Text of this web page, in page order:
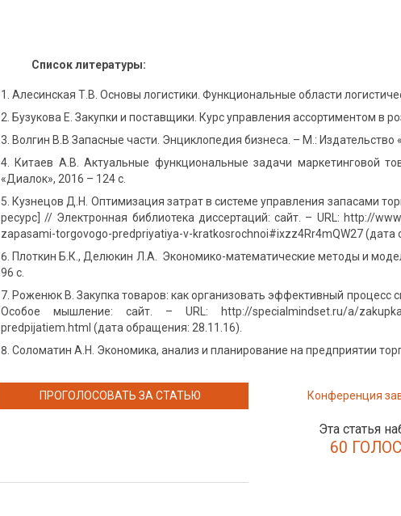
Список литературы:
Алесинская Т.В. Основы логистики. Функциональные области
Бузукова Е. Закупки и поставщики. Курс управления ассортиментом в
Волгин В.В Запасные части. Энциклопедия бизнеса. – М.: Издательство
Китаев А.В. Актуальные функциональные задачи маркетинговой
«Диалок», 2016 – 124 с.
Кузнецов Д.Н. Оптимизация затрат в системе управления запасами
ресурс] // Электронная библиотека диссертаций: сайт. – URL: http://
zapasami-torgovogo-predpriyatiya-v-kratkosrochnoi#ixzz4Rr4mQW27 (дата
Плоткин Б.К., Делюкин Л.А. Экономико-математические методы и
96 с.
Роженюк В. Закупка товаров: как организовать эффективный
Особое мышление: сайт. – URL: http://specialmindset.ru/a/zakupka-
predpijatiem.html (дата обращения: 28.11.16).
Соломатин А.Н. Экономика, анализ и планирование на предприятии
ПРОГОЛОСОВАТЬ ЗА СТАТЬЮ Конференция
Эта статья
60